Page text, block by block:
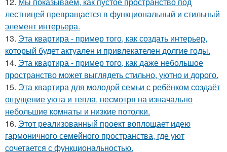
лестницей превращается в функциональный и стильный
элемент интерьера.
13. Эта квартира - пример того, как создать интерьер,
который будет актуален и привлекателен долгие годы.
14. Эта квартира - пример того, как даже небольшое
пространство может выглядеть стильно, уютно и дорого.
15. Эта квартира для молодой семьи с ребёнком создаёт
ощущение уюта и тепла, несмотря на изначально
небольшие комнаты и низкие потолки.
16. Этот реализованный проект воплощает идею
гармоничного семейного пространства, где уют
сочетается с функциональностью.